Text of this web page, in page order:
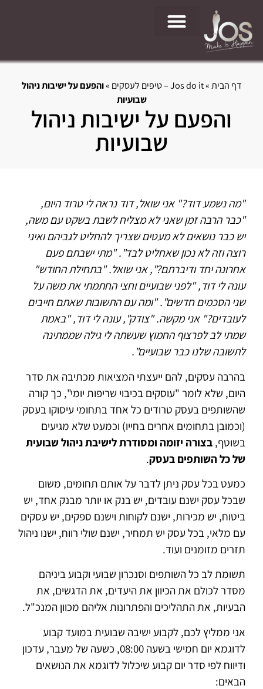
דף הבית»Jos do it – טיפים לעסקים »והפעם על ישיבות ניהול
שבועיות
והפעם על ישיבות ניהול
שבועיות
"מה נשמע דוד?" אני שואל, דוד נראה לי טרוד היום,
"כבר הרבה זמן שאני לא מצליח לשבת בשקט עם משה,
יש כבר נושאים לא מעטים שצריך להחליט לגביהם ואיני
רוצה וזה לא נכון שאחליט לבד". "מתי ישבתם פעם
אחרונה יחד ודיברתם?", אני שואל. "בתחילת החודש"
עונה לי דוד, "לפני שבועיים וחצי החתמתי את משה על
שני הסכמים חדשים". "ומה עם התשובות שאתם חייבים
לעובדים?" אני מקשה. "צודק", עונה לי דוד, "באמת
שמתי לב לפרצוף החמוץ שעשתה לי גילה שממתינה
לתשובה שלנו כבר שבועיים".
בהרבה עסקים, להם ייעצתי המציאות מכתיבה את סדר
היום, שלא לומר "עוסקים בכיבוי שריפות יומי", כך קורה
שהשותפים בעסק טרודים כל אחד בתחומי עיסוקו בעסק
(וכמובן בתחומים אחרים בחייו) וכמעט שלא מגיעים
בשוטף, בצורה יזומה ומסודרת לישיבת ניהול שבועית
של כל השותפים בעסק.
כמעט בכל עסק ניתן לדבר על אותם תחומים, משום
שבכל עסק ישנם עובדים, יש בנק או יותר מבנק אחד, יש
ביטוח, יש מכירות, ישנם לקוחות וישנם ספקים, יש עסקים
עם מלאי, בכל עסק יש תמחיר, ישנם שולי רווח, ישנו ניהול
תזרים מזומנים ועוד.
תשומת לב כל השותפים וסנכרון שבועי וקבוע ביניהם
מסדר לכולם את הכיוון את היעדים, את הדגשים, את
הבעיות, את התהליכים והפתרונות אליהם מכוון המנכ"ל.
אני ממליץ לכם, לקבוע ישיבה שבועית במועד קבוע
לדוגמא יום חמישי בשעה 08:00, כשעה של מעבר, עדכון
ודיווח לפי סדר יום קבוע שיכלול לדוגמא את הנושאים
הבאים: